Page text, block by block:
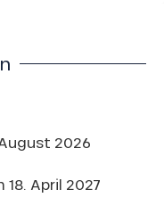
2026
18. April 2027